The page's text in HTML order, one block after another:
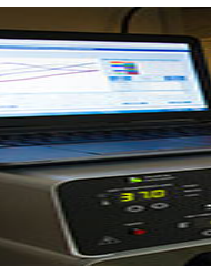
per a una millor